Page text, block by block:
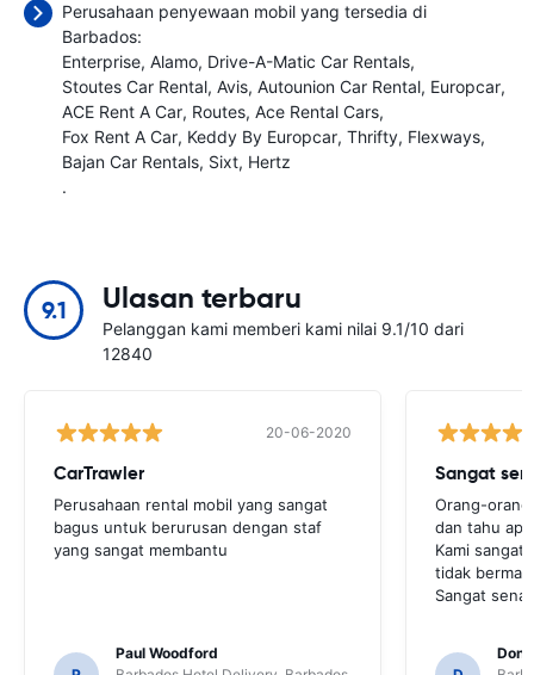
Perusahaan penyewaan mobil yang tersedia di
Barbados:
Enterprise Alamo Drive-A-Matic Car Rentals
Stoutes Car Rental Avis Autounion Car Rental Europcar
ACE Rent A Car Routes Ace Rental Cars
Fox Rent A Car Keddy By Europcar Thrifty Flexways
Bajan Car Rentals Sixt Hertz
.
9.1 Ulasan terbaru
Pelanggan kami memberi kami nilai 9.1/10 dari
12840
20-06-2020
CarTrawler
Perusahaan rental mobil yang sangat
bagus untuk berurusan dengan staf
yang sangat membantu
Paul Woodford
Sangat
Orang-
dan tahu
Kami sangat
tidak
Sangat